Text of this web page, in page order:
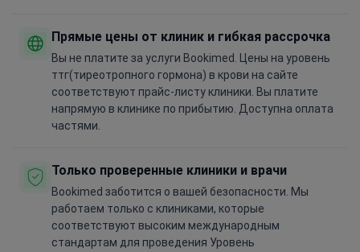
Прямые цены от клиник и гибкая рассрочка
Вы не платите за услуги Bookimed. Цены на уровень
ттг(тиреотропного гормона) в крови на сайте
соответствуют прайс-листу клиники. Вы платите
напрямую в клинике по прибытию. Доступна оплата
частями.
Только проверенные клиники и врачи
Bookimed заботится о вашей безопасности. Мы
работаем только с клиниками, которые
соответствуют высоким международным
стандартам для проведения Уровень